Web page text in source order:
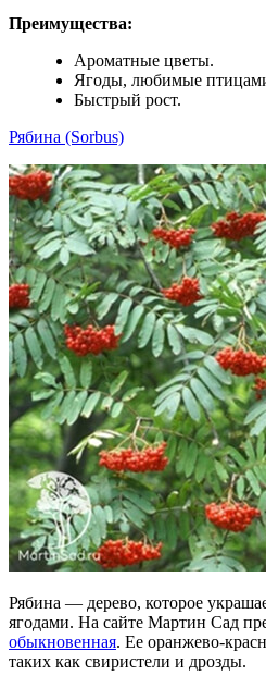
Преимущества:
Ароматные цветы.
Ягоды, любимые
Быстрый рост.
Рябина (Sorbus)
Рябина — дерево, которое
ягодами. На сайте Мартин Сад
обыкновенная. Ее оранжево-
таких как свиристели и дрозды.